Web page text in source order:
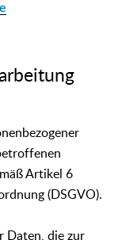
Artikel 6
(DSGVO).
Daten, die zur